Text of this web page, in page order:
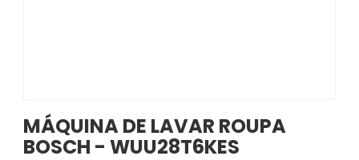
MÁQUINA DE LAVAR ROUPA
BOSCH - WUU28T6KES